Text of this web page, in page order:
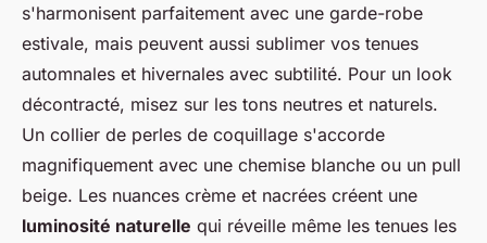
s'harmonisent parfaitement avec une garde-robe
estivale, mais peuvent aussi sublimer vos tenues
automnales et hivernales avec subtilité. Pour un look
décontracté, misez sur les tons neutres et naturels.
Un collier de perles de coquillage s'accorde
magnifiquement avec une chemise blanche ou un pull
beige. Les nuances crème et nacrées créent une
luminosité naturelle qui réveille même les tenues les